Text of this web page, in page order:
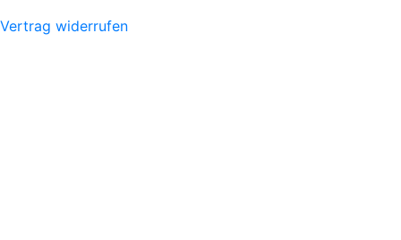
Vertrag widerrufen